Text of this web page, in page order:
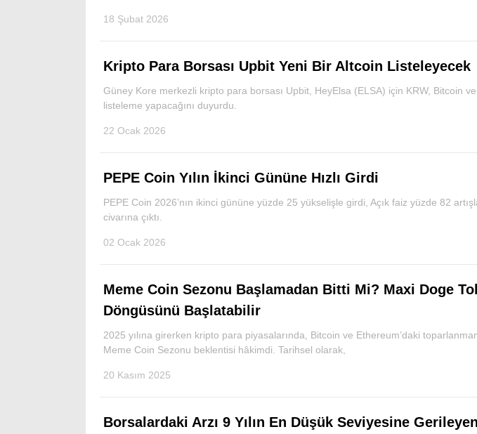
18 Şubat 2026
Kripto Para Borsası Upbit Yeni Bir Altcoin Listeleyecek
Güney Kore merkezli kripto para borsası Upbit, HeyElsa (ELSA) için KRW, Bitcoin
listeleme yapacağını duyurdu.
22 Ocak 2026
PEPE Coin Yılın İkinci Gününe Hızlı Girdi
PEPE Coin 2026’nın ikinci gününe yüzde 25 yükselişle girdi, Açık faiz yüzde 82
civarına çıktı.
02 Ocak 2026
Meme Coin Sezonu Başlamadan Bitti Mi? Maxi Doge
Döngüsünü Başlatabilir
2025 yılına girerken kripto para piyasalarında, Bitcoin ve Ethereum’daki
Meme Coin Sezonu beklentisi hâkimdi. Tarihsel olarak,
20 Kasım 2025
Borsalardaki Arzı 9 Yılın En Düşük Seviyesine